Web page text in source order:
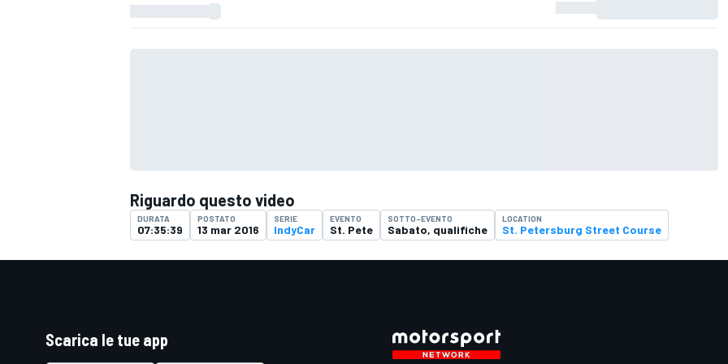
Riguardo questo video
DURATA
07:35:39
POSTATO
13 mar 2016
SERIE
IndyCar
EVENTO
St. Pete
SOTTO-EVENTO
Sabato, qualifiche
LOCATION
St. Petersburg Street Course
Scarica le tue app